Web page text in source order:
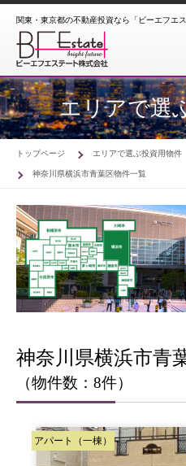
関東・東京都の不動産投資なら「ビーエフエ
エリアで選
トップページ エリアで選ぶ投資用物件
神奈川県横浜市青葉区物件一覧
神奈川県横浜市青
（物件数：8件）
アパート（一棟）